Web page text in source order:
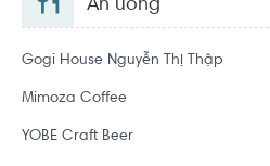
Ăn uống
Gogi House Nguyễn Thị Thập
Mimoza Coffee
YOBE Craft Beer